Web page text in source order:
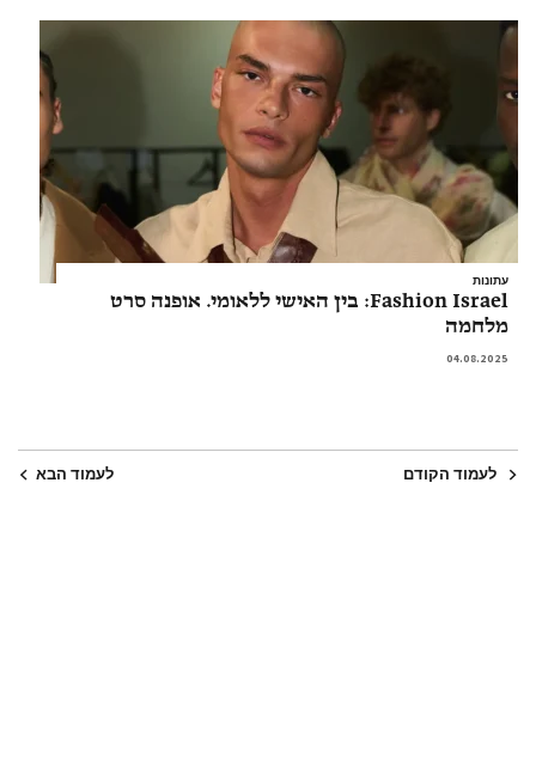
עתונות
Fashion Israel: בין האישי ללאומי. אופנה סרט
מלחמה
04.08.2025
לעמוד הקודם לעמוד הבא